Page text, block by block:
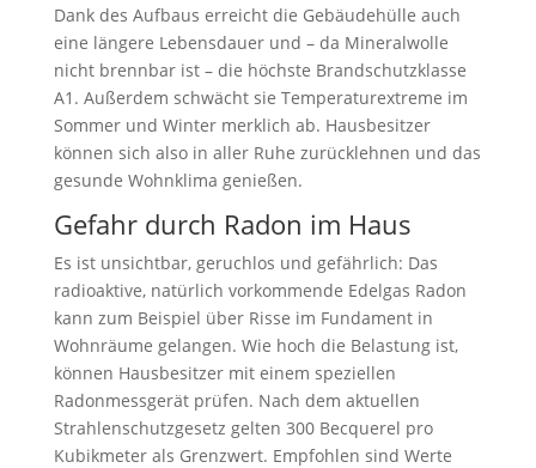
Dank des Aufbaus erreicht die Gebäudehülle auch
eine längere Lebensdauer und – da Mineralwolle
nicht brennbar ist – die höchste Brandschutzklasse
A1. Außerdem schwächt sie Temperaturextreme im
Sommer und Winter merklich ab. Hausbesitzer
können sich also in aller Ruhe zurücklehnen und das
gesunde Wohnklima genießen.
Gefahr durch Radon im Haus
Es ist unsichtbar, geruchlos und gefährlich: Das
radioaktive, natürlich vorkommende Edelgas Radon
kann zum Beispiel über Risse im Fundament in
Wohnräume gelangen. Wie hoch die Belastung ist,
können Hausbesitzer mit einem speziellen
Radonmessgerät prüfen. Nach dem aktuellen
Strahlenschutzgesetz gelten 300 Becquerel pro
Kubikmeter als Grenzwert. Empfohlen sind Werte